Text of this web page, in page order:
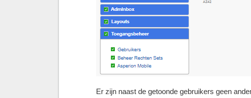
Er zijn naast de getoonde gebruikers geen